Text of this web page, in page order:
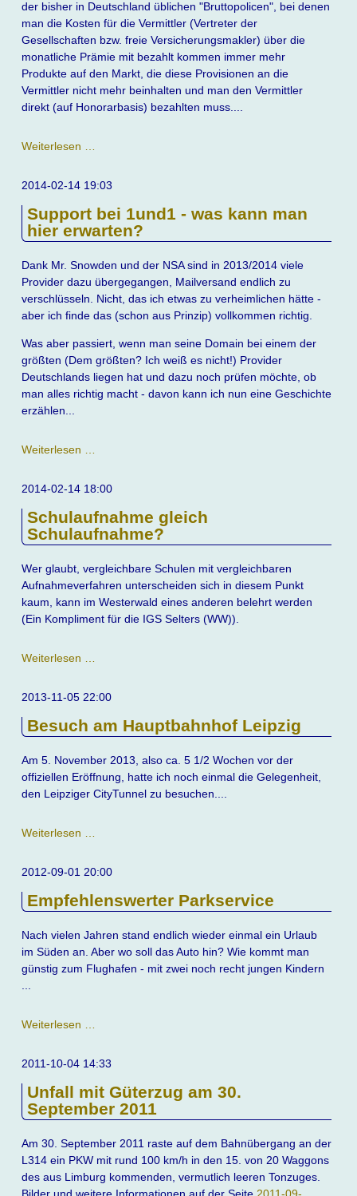
der bisher in Deutschland üblichen "Bruttopolicen", bei denen
man die Kosten für die Vermittler (Vertreter der
Gesellschaften bzw. freie Versicherungsmakler) über die
monatliche Prämie mit bezahlt kommen immer mehr
Produkte auf den Markt, die diese Provisionen an die
Vermittler nicht mehr beinhalten und man den Vermittler
direkt (auf Honorarbasis) bezahlten muss....
Weiterlesen …
der
2014-02-14 19:03
Support bei 1und1 - was kann man
hier erwarten?
Dank Mr. Snowden und der NSA sind in 2013/2014 viele
Provider dazu übergegangen, Mailversand endlich zu
verschlüsseln. Nicht, das ich etwas zu verheimlichen hätte -
aber ich finde das (schon aus Prinzip) vollkommen richtig.
Was aber passiert, wenn man seine Domain bei einem der
größten (Dem größten? Ich weiß es nicht!) Provider
Deutschlands liegen hat und dazu noch prüfen möchte, ob
man alles richtig macht - davon kann ich nun eine Geschichte
erzählen...
Weiterlesen …
1und1
was
kann
man
hier
erwarten?
2014-02-14 18:00
Schulaufnahme gleich
Schulaufnahme?
Wer glaubt, vergleichbare Schulen mit vergleichbaren
Aufnahmeverfahren unterscheiden sich in diesem Punkt
kaum, kann im Westerwald eines anderen belehrt werden
(Ein Kompliment für die IGS Selters (WW)).
Weiterlesen …
Schulaufnahme?
2013-11-05 22:00
Besuch am Hauptbahnhof Leipzig
Am 5. November 2013, also ca. 5 1/2 Wochen vor der
offiziellen Eröffnung, hatte ich noch einmal die Gelegenheit,
den Leipziger CityTunnel zu besuchen....
Weiterlesen …
Hauptbahnhof
2012-09-01 20:00
Empfehlenswerter Parkservice
Nach vielen Jahren stand endlich wieder einmal ein Urlaub
im Süden an. Aber wo soll das Auto hin? Wie kommt man
günstig zum Flughafen - mit zwei noch recht jungen Kindern
...
Weiterlesen …
2011-10-04 14:33
Unfall mit Güterzug am 30.
September 2011
Am 30. September 2011 raste auf dem Bahnübergang an der
L314 ein PKW mit rund 100 km/h in den 15. von 20 Waggons
des aus Limburg kommenden, vermutlich leeren Tonzuges.